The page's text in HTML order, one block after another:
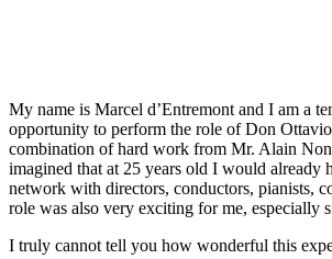
My name is Marcel d’Entremont and I am a
opportunity to perform the role of Don
combination of hard work from Mr. Alain
imagined that at 25 years old I would
network with directors, conductors, pianists,
role was also very exciting for me, especially
I truly cannot tell you how wonderful this